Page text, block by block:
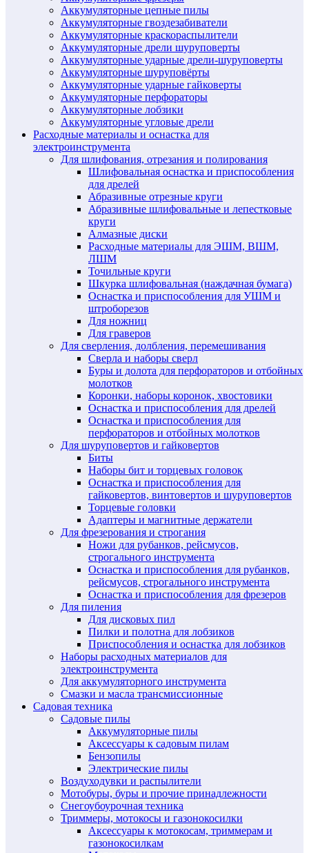
Аккумуляторные цепные пилы
Аккумуляторные гвоздезабиватели
Аккумуляторные краскораспылители
Аккумуляторные дрели шуруповерты
Аккумуляторные ударные дрели-шуруповерты
Аккумуляторные шуруповёрты
Аккумуляторные ударные гайковерты
Аккумуляторные перфораторы
Аккумуляторные лобзики
Аккумуляторные угловые дрели
Расходные материалы и оснастка для
электроинструмента
Для шлифования, отрезания и полирования
Шлифовальная оснастка и приспособления
для дрелей
Абразивные отрезные круги
Абразивные шлифовальные и лепестковые
круги
Алмазные диски
Расходные материалы для ЭШМ, ВШМ,
ЛШМ
Точильные круги
Шкурка шлифовальная (наждачная бумага)
Оснастка и приспособления для УШМ и
штроборезов
Для ножниц
Для граверов
Для сверления, долбления, перемешивания
Сверла и наборы сверл
Буры и долота для перфораторов и отбойных
молотков
Коронки, наборы коронок, хвостовики
Оснастка и приспособления для дрелей
Оснастка и приспособления для
перфораторов и отбойных молотков
Для шуруповертов и гайковертов
Биты
Наборы бит и торцевых головок
Оснастка и приспособления для
гайковертов, винтовертов и шуруповертов
Торцевые головки
Адаптеры и магнитные держатели
Для фрезерования и строгания
Ножи для рубанков, рейсмусов,
строгального инструмента
Оснастка и приспособления для рубанков,
рейсмусов, строгального инструмента
Оснастка и приспособления для фрезеров
Для пиления
Для дисковых пил
Пилки и полотна для лобзиков
Приспособления и оснастка для лобзиков
Наборы расходных материалов для
электроинструмента
Для аккумуляторного инструмента
Смазки и масла трансмиссионные
Садовая техника
Садовые пилы
Аккумуляторные пилы
Аксессуары к садовым пилам
Бензопилы
Электрические пилы
Воздуходувки и распылители
Мотобуры, буры и прочие принадлежности
Снегоубоурочная техника
Триммеры, мотокосы и газонокосилки
Аксессуары к мотокосам, триммерам и
газонокосилкам